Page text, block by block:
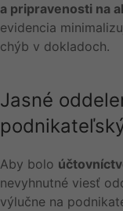
a pripravenosti na
evidencia
chýb v dokladoch.
Jasné
Aby bolo
nevyhnutné viesť
výlučne na